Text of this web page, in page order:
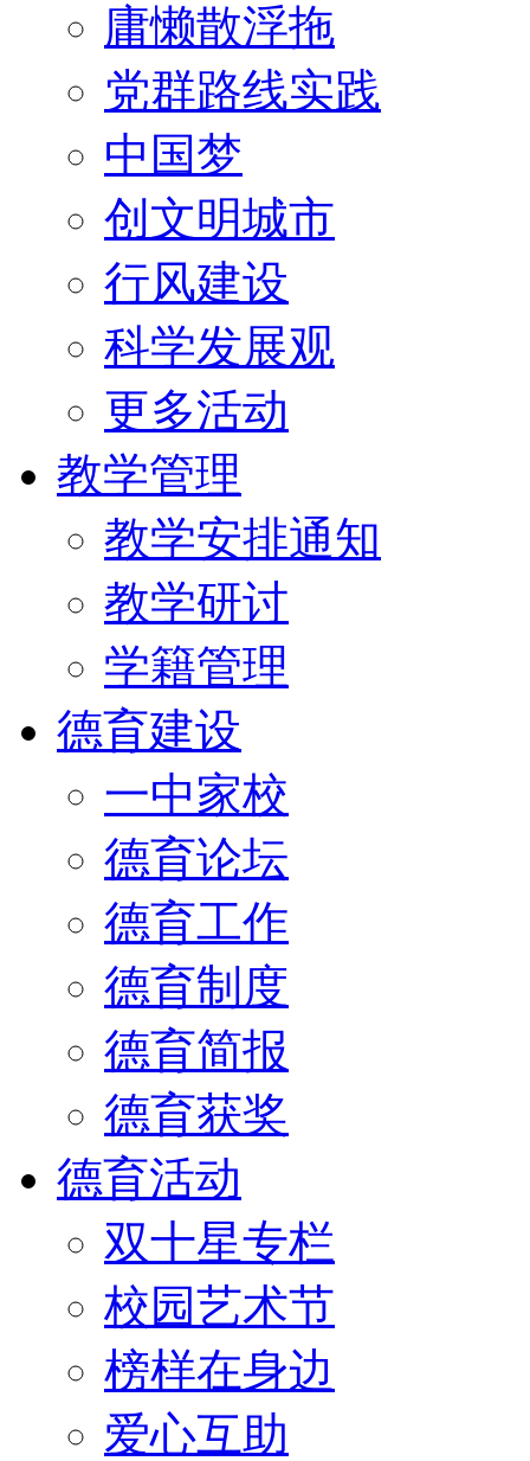
庸懒散浮拖
党群路线实践
中国梦
创文明城市
行风建设
科学发展观
更多活动
教学管理
教学安排通知
教学研讨
学籍管理
德育建设
一中家校
德育论坛
德育工作
德育制度
德育简报
德育获奖
德育活动
双十星专栏
校园艺术节
榜样在身边
爱心互助